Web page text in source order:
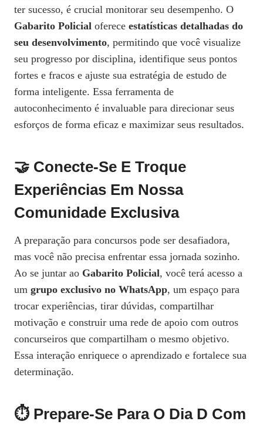
ter sucesso, é crucial monitorar seu desempenho. O
Gabarito Policial oferece estatísticas detalhadas do
seu desenvolvimento, permitindo que você visualize
seu progresso por disciplina, identifique seus pontos
fortes e fracos e ajuste sua estratégia de estudo de
forma inteligente. Essa ferramenta de
autoconhecimento é invaluable para direcionar seus
esforços de forma eficaz e maximizar seus resultados.
🤝 Conecte-Se E Troque
Experiências Em Nossa
Comunidade Exclusiva
A preparação para concursos pode ser desafiadora,
mas você não precisa enfrentar essa jornada sozinho.
Ao se juntar ao Gabarito Policial, você terá acesso a
um grupo exclusivo no WhatsApp, um espaço para
trocar experiências, tirar dúvidas, compartilhar
motivação e construir uma rede de apoio com outros
concurseiros que compartilham o mesmo objetivo.
Essa interação enriquece o aprendizado e fortalece sua
determinação.
⏱️ Prepare-Se Para O Dia D Com